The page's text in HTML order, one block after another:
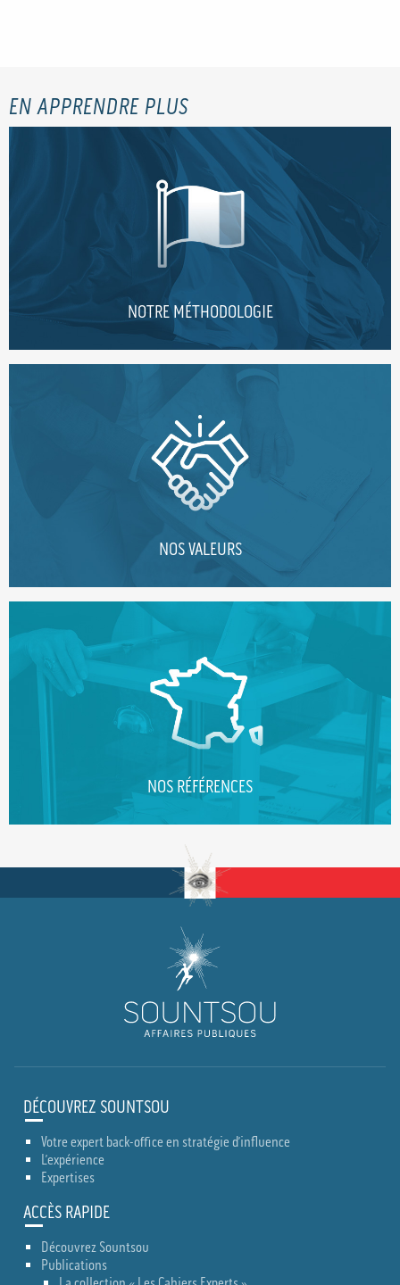
EN APPRENDRE PLUS
NOTRE MÉTHODOLOGIE
NOS VALEURS
NOS RÉFÉRENCES
DÉCOUVREZ SOUNTSOU
Votre expert back-office en stratégie d’influence
L’expérience
Expertises
ACCÈS RAPIDE
Découvrez Sountsou
Publications